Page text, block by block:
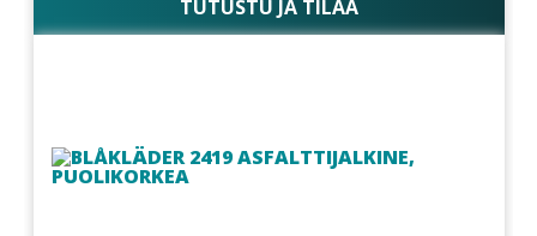
TUTUSTU JA TILAA